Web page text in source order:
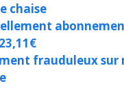
chaise
frauduleux sur